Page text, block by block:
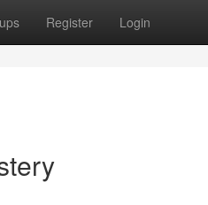
Register Login